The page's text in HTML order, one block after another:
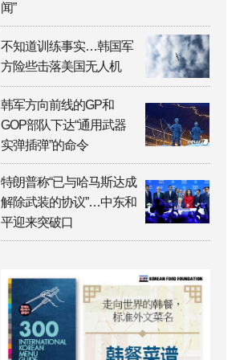
闻”
不知道训练事实…韩国军
方险些击落美国无人机
韩军方向前线的GP和
GOP部队下达“通用武器
实弹插弹”的命令
特朗普称“已与哈马斯达成
解除武装的协议”…中东和
平迎来突破口